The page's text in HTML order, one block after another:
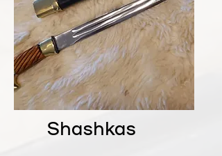
Shashkas